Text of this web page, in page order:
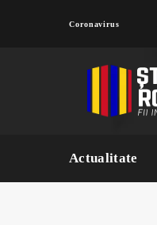
Coronavirus
Actualitate